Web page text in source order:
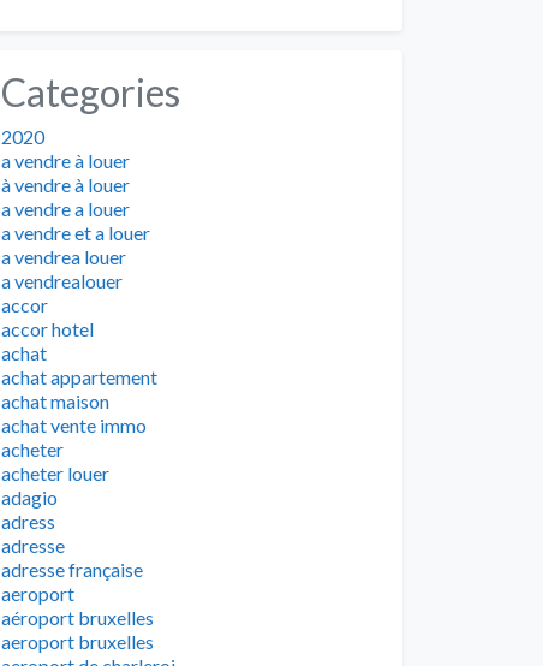
Categories
2020
a vendre à louer
à vendre à louer
a vendre a louer
a vendre et a louer
a vendrea louer
a vendrealouer
accor
accor hotel
achat
achat appartement
achat maison
achat vente immo
acheter
acheter louer
adagio
adress
adresse
adresse française
aeroport
aéroport bruxelles
aeroport bruxelles